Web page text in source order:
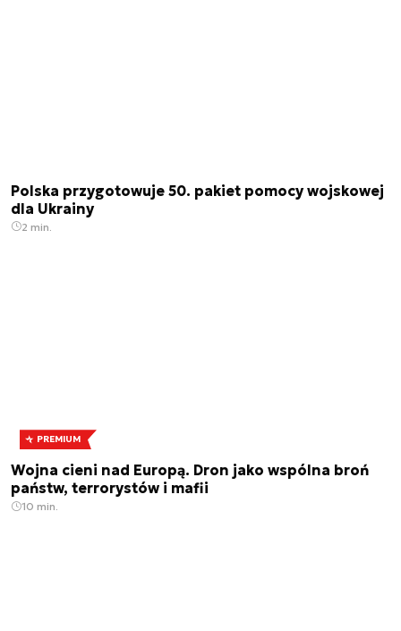
Polska przygotowuje 50. pakiet pomocy wojskowej
dla Ukrainy
2 min.
PREMIUM
Wojna cieni nad Europą. Dron jako wspólna broń
państw, terrorystów i mafii
10 min.